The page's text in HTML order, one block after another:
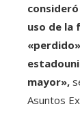
uso de la
mayor»,
Asuntos